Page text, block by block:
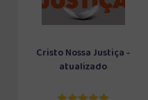
Cristo Nossa Justiça -
atualizado